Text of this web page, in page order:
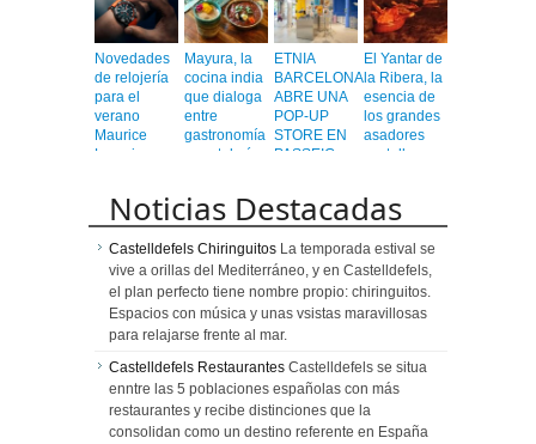
Novedades
de relojería
para el
verano
Maurice
Lacroix
Mayura, la
cocina india
que dialoga
entre
gastronomía
y coctelería
ETNIA
BARCELONA
ABRE UNA
POP-UP
STORE EN
PASSEIG
El Yantar de
la Ribera, la
esencia de
los grandes
asadores
castellanos
Barcelona
Noticias Destacadas
Castelldefels Chiringuitos La temporada estival se
vive a orillas del Mediterráneo, y en Castelldefels,
el plan perfecto tiene nombre propio: chiringuitos.
Espacios con música y unas vsistas maravillosas
para relajarse frente al mar.
Castelldefels Restaurantes Castelldefels se situa
enntre las 5 poblaciones españolas con más
restaurantes y recibe distinciones que la
consolidan como un destino referente en España